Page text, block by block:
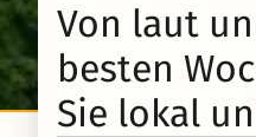
Von laut
besten
Sie lokal